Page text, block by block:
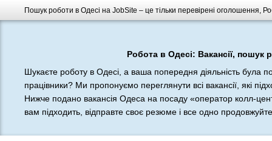
Пошук роботи в Одесі на JobSite – це тільки перевірені оголошення,
Робота в Одесі: Вакансії, пошук
Шукаєте роботу в Одесі, а ваша попередня діяльність була
працівники? Ми пропонуємо переглянути всі вакансії, які
Нижче подано вакансія Одеса на посаду «оператор колл-
вам підходить, відправте своє резюме і все одно продовжуйте